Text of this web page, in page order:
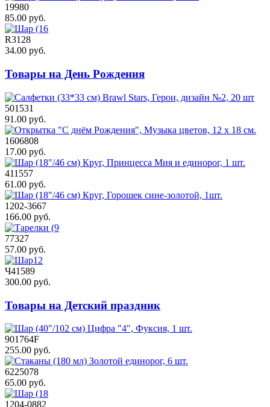
19980
85.00 руб.
R3128
34.00 руб.
Товары на День Рождения
501531
91.00 руб.
1606808
17.00 руб.
411557
61.00 руб.
1202-3667
166.00 руб.
77327
57.00 руб.
Ч41589
300.00 руб.
Товары на Детский праздник
901764F
255.00 руб.
6225078
65.00 руб.
1204-0882